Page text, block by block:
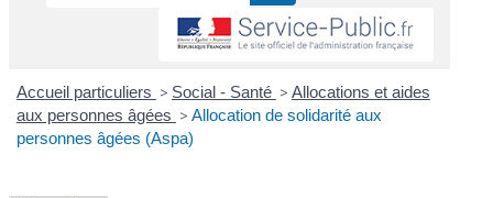
Accueil particuliers > Social - Santé > Allocations et aides
aux personnes âgées > Allocation de solidarité aux
personnes âgées (Aspa)